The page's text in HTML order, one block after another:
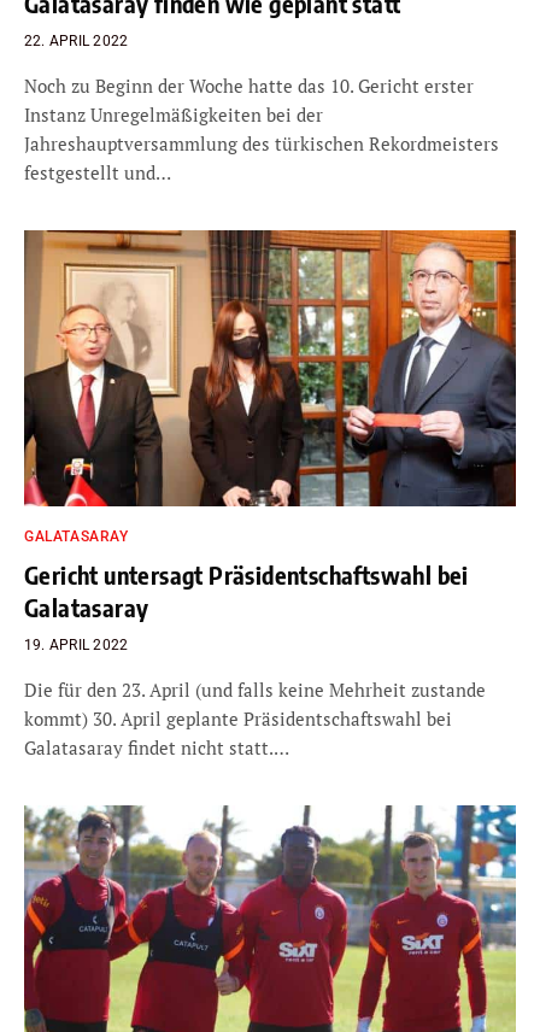
22. APRIL 2022
Noch zu Beginn der Woche hatte das 10. Gericht erster
Instanz Unregelmäßigkeiten bei der
Jahreshauptversammlung des türkischen Rekordmeisters
festgestellt und…
GALATASARAY
Gericht untersagt Präsidentschaftswahl bei
Galatasaray
19. APRIL 2022
Die für den 23. April (und falls keine Mehrheit zustande
kommt) 30. April geplante Präsidentschaftswahl bei
Galatasaray findet nicht statt.…